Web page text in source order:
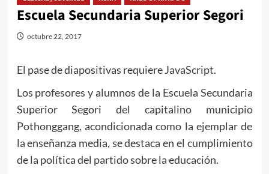
Escuela Secundaria Superior Segori
octubre 22, 2017
El pase de diapositivas requiere JavaScript.
Los profesores y alumnos de la Escuela Secundaria
Superior Segori del capitalino municipio
Pothonggang, acondicionada como la ejemplar de
la enseñanza media, se destaca en el cumplimiento
de la política del partido sobre la educación.